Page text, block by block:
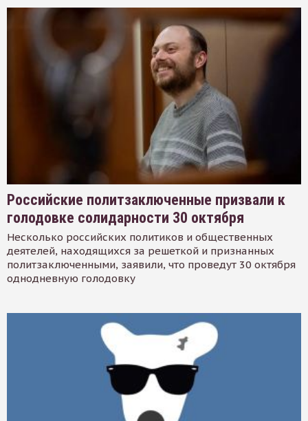
Российские политзаключенные призвали к
голодовке солидарности 30 октября
Несколько российских политиков и общественных
деятелей, находящихся за решеткой и признанных
политзаключенными, заявили, что проведут 30 октября
однодневную голодовку